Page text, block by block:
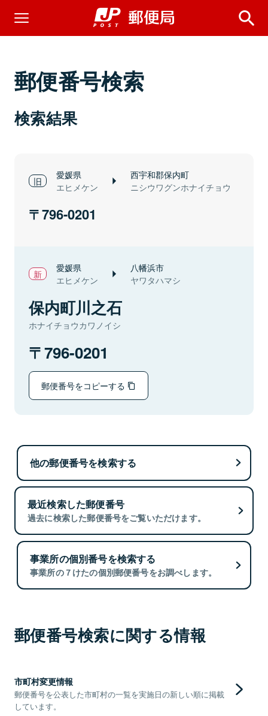
郵便番号検索
検索結果
愛媛県
エヒメケン
西宇和郡保内町
ニシウワグンホナイチョウ
796-0201
愛媛県
エヒメケン
八幡浜市
ヤワタハマシ
保内町川之石
ホナイチョウカワノイシ
796-0201
郵便番号をコピーする
他の郵便番号を検索する
最近検索した郵便番号
過去に検索した郵便番号をご覧いただけます。
事業所の個別番号を検索する
事業所の７けたの個別郵便番号をお調べします。
郵便番号検索に関する情報
市町村変更情報
郵便番号を公表した市町村の一覧を実施日の新しい順に掲載
しています。